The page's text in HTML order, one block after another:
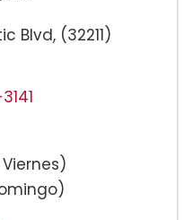
Blvd, (32211)